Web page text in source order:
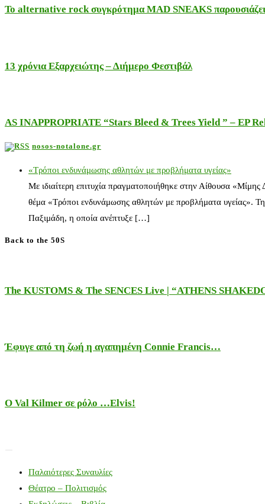
Το alternative rock συγκρότημα MAD SNEAKS
13 χρόνια Εξαρχειώτης – Διήμερο Φεστιβάλ
AS INAPPROPRIATE “Stars Bleed & Trees Yield ” – EP
nosos-notalone.gr
«Τρόποι ενδυνάμωσης αθλητών με προβλήματα υγείας»
Με ιδιαίτερη επιτυχία πραγματοποιήθηκε στην Αίθουσα
θέμα «Τρόποι ενδυνάμωσης αθλητών με προβλήματα υγείας».
Παξιμάδη, η οποία ανέπτυξε […]
Back to the 50S
The KUSTOMS & The SENCES Live | “ATHENS
Έφυγε από τη ζωή η αγαπημένη Connie Francis…
Ο Val Kilmer σε ρόλο …Elvis!
Παλαιότερες Συναυλίες
Θέατρο – Πολιτισμός